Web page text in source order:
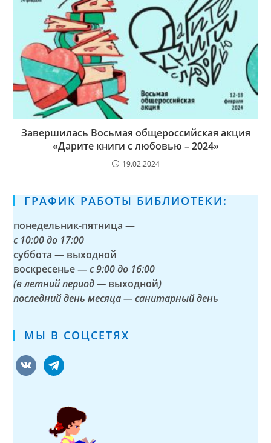
Завершилась Восьмая общероссийская акция
«Дарите книги с любовью – 2024»
19.02.2024
ГРАФИК РАБОТЫ БИБЛИОТЕКИ:
понедельник-пятница —
с 10:00 до 17:00
суббота — выходной
воскресенье —с 9:00 до 16:00
(в летний период — выходной)
последний день месяца — санитарный день
МЫ В СОЦСЕТЯХ
vkontaktetelegram